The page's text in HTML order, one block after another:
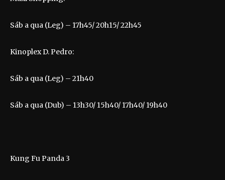
Sáb a qua (Leg) – 17h45/ 20h15/ 22h45
Kinoplex D. Pedro:
Sáb a qua (Leg) – 21h40
Sáb a qua (Dub) – 13h30/ 15h40/ 17h40/ 19h40
Kung Fu Panda 3